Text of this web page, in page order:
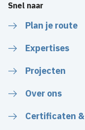
Snel naar
Plan je route
Expertises
Projecten
Over ons
Certificaten